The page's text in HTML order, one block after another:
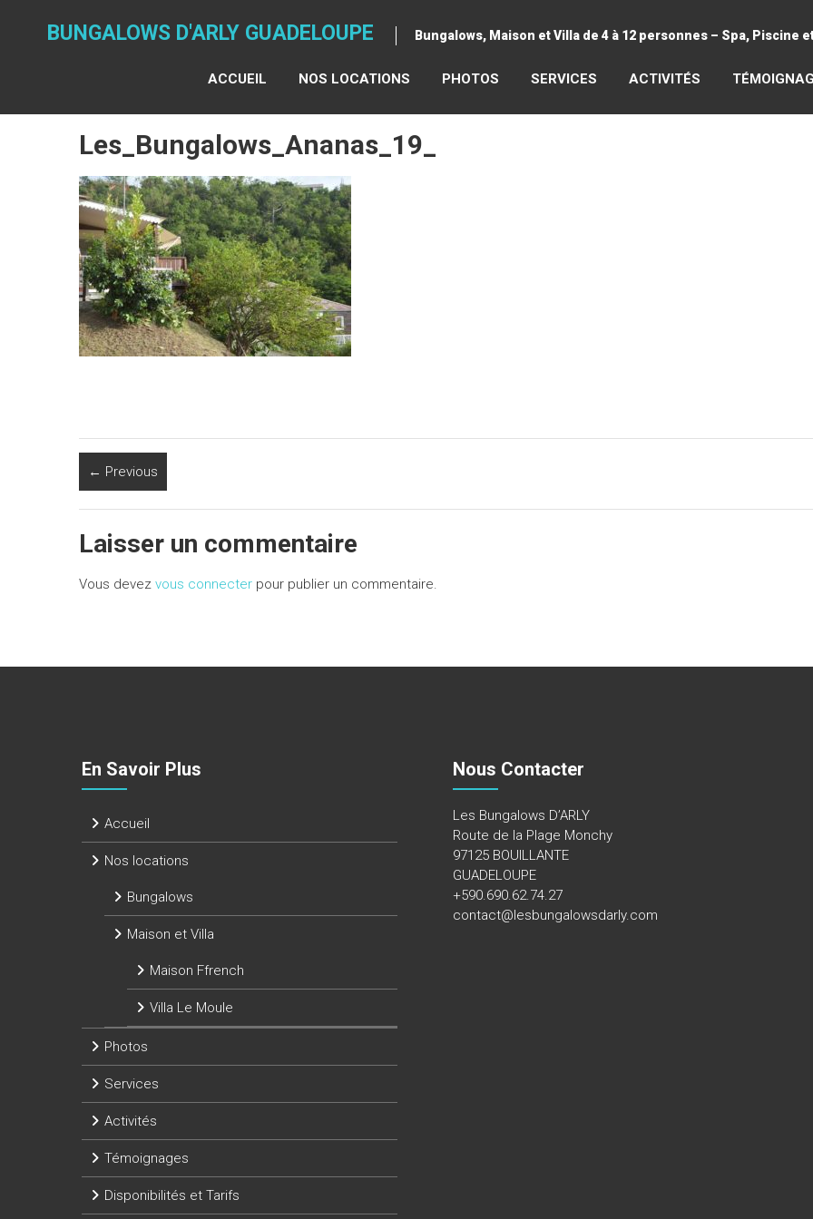
BUNGALOWS D'ARLY GUADELOUPE Bungalows, Maison et Villa de 4 à 12 personnes – Spa, Piscine
ACCUEIL NOS LOCATIONS PHOTOS SERVICES ACTIVITÉS
Les_Bungalows_Ananas_19_
← Previous
Laisser un commentaire
Vous devez vous connecter pour publier un commentaire.
En Savoir Plus
Accueil
Nos locations
Bungalows
Maison et Villa
Maison Ffrench
Villa Le Moule
Photos
Services
Activités
Témoignages
Disponibilités et Tarifs
Nous Contacter
Les Bungalows D’ARLY
Route de la Plage Monchy
97125 BOUILLANTE
GUADELOUPE
+590.690.62.74.27
contact@lesbungalowsdarly.com